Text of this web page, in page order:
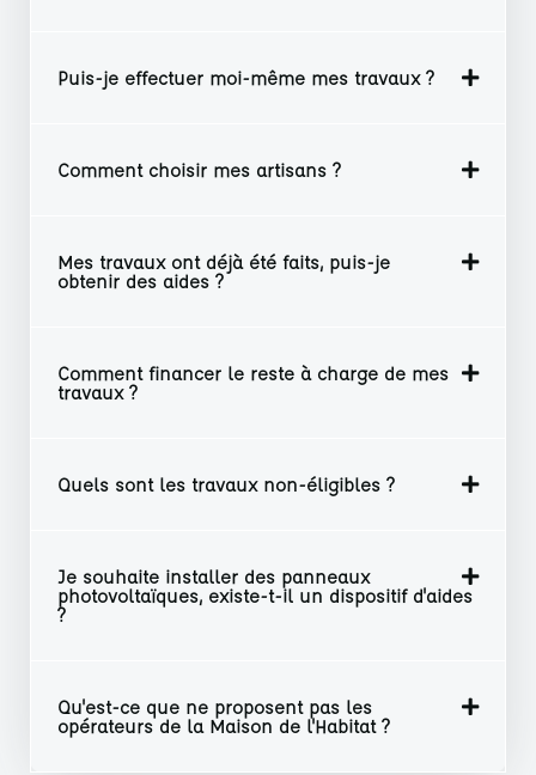
Puis-je effectuer moi-même mes travaux ?
Comment choisir mes artisans ?
Mes travaux ont déjà été faits, puis-je
obtenir des aides ?
Comment financer le reste à charge de mes
travaux ?
Quels sont les travaux non-éligibles ?
Je souhaite installer des panneaux
photovoltaïques, existe-t-il un dispositif d'aides
?
Qu'est-ce que ne proposent pas les
opérateurs de la Maison de l'Habitat ?